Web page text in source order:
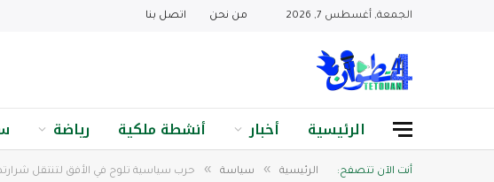
الجمعة, أغسطس 7, 2026 من نحن اتصل بنا
الرئيسية أخبار أنشطة ملكية رياضة
أنت الآن تتصفح: الرئيسية » سياسة » حرب سياسية تلوح في الأفق لتنتقل